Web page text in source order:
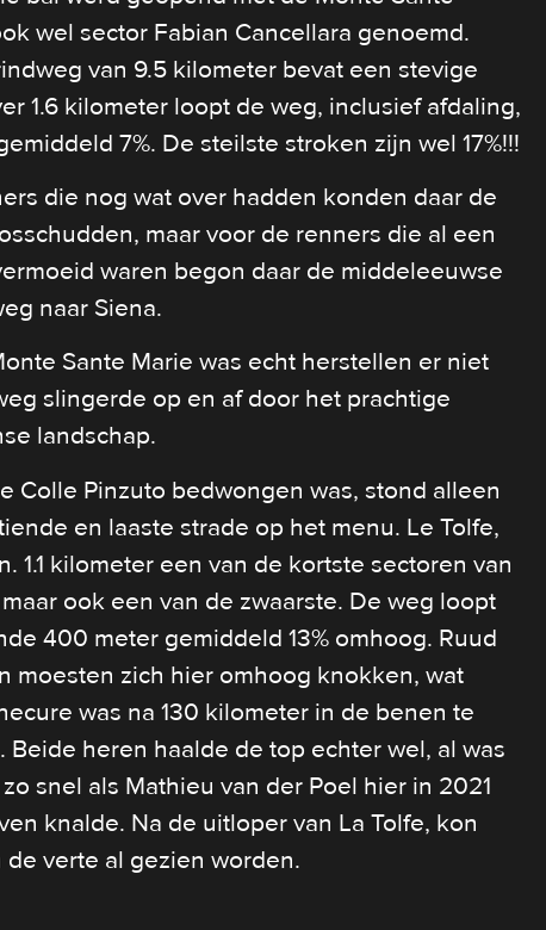
wel sector Fabian Cancellara genoemd.
van 9.5 kilometer bevat een stevige
1.6 kilometer loopt de weg, inclusief afdaling,
7%. De steilste stroken zijn wel 17%!!!
die nog wat over hadden konden daar de
maar voor de renners die al een
waren begon daar de middeleeuwse
naar Siena.
Sante Marie was echt herstellen er niet
slingerde op en af door het prachtige
landschap.
Colle Pinzuto bedwongen was, stond alleen
en laaste strade op het menu. Le Tolfe,
1.1 kilometer een van de kortste sectoren van
ook een van de zwaarste. De weg loopt
400 meter gemiddeld 13% omhoog. Ruud
moesten zich hier omhoog knokken, wat
was na 130 kilometer in de benen te
Beide heren haalde de top echter wel, al was
snel als Mathieu van der Poel hier in 2021
knalde. Na de uitloper van La Tolfe, kon
de verte al gezien worden.